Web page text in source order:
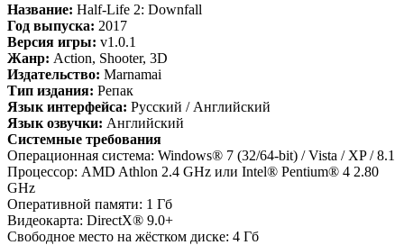
Название: Half-Life 2: Downfall
Год выпуска: 2017
Версия игры: v1.0.1
Жанр: Action, Shooter, 3D
Издательство: Marnamai
Тип издания: Репак
Язык интерфейса: Русский / Английский
Язык озвучки: Английский
Системные требования
Операционная система: Windows® 7 (32/64-bit) / Vista / XP / 8.1
Процессор: AMD Athlon 2.4 GHz или Intel® Pentium® 4 2.80
GHz
Оперативной памяти: 1 Гб
Видеокарта: DirectX® 9.0+
Свободное место на жёстком диске: 4 Гб